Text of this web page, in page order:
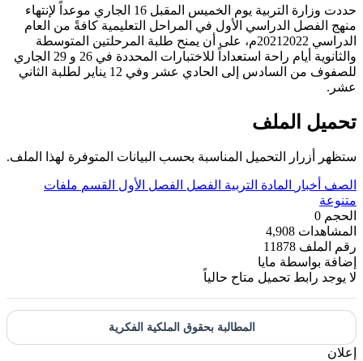
حددت وزارة التربية يوم الخميس المقبل 16 الجاري موعداً لإنتهاء
منهج الفصل الدراسي الأول في المراحل التعليمية كافةً من العام
الدراسي 20212022م، على أن يمنح طلبة المرحلتين المتوسطة
والثانوية أيام راحة استعداداً للاختبارات المحددة في 26 و 29 الجاري
للصفوف من السادس إلى الحادي عشر وفي 12 يناير لطلبة الثاني
عشر.
تحميل الملف
ستظهر أزرار التحميل المناسبة بحسب البيانات المتوفرة لهذا الملف.
الصف أخبار المادة التربية الفصل الفصل الأول القسم ملفات
متنوعة
الحجم 0
المشاهدات 4,908
رقم الملف 11878
إضافة بواسطة مايا
لا يوجد رابط تحميل متاح حالياً
المطالبة بحقوق الملكية الفكرية
إعلان